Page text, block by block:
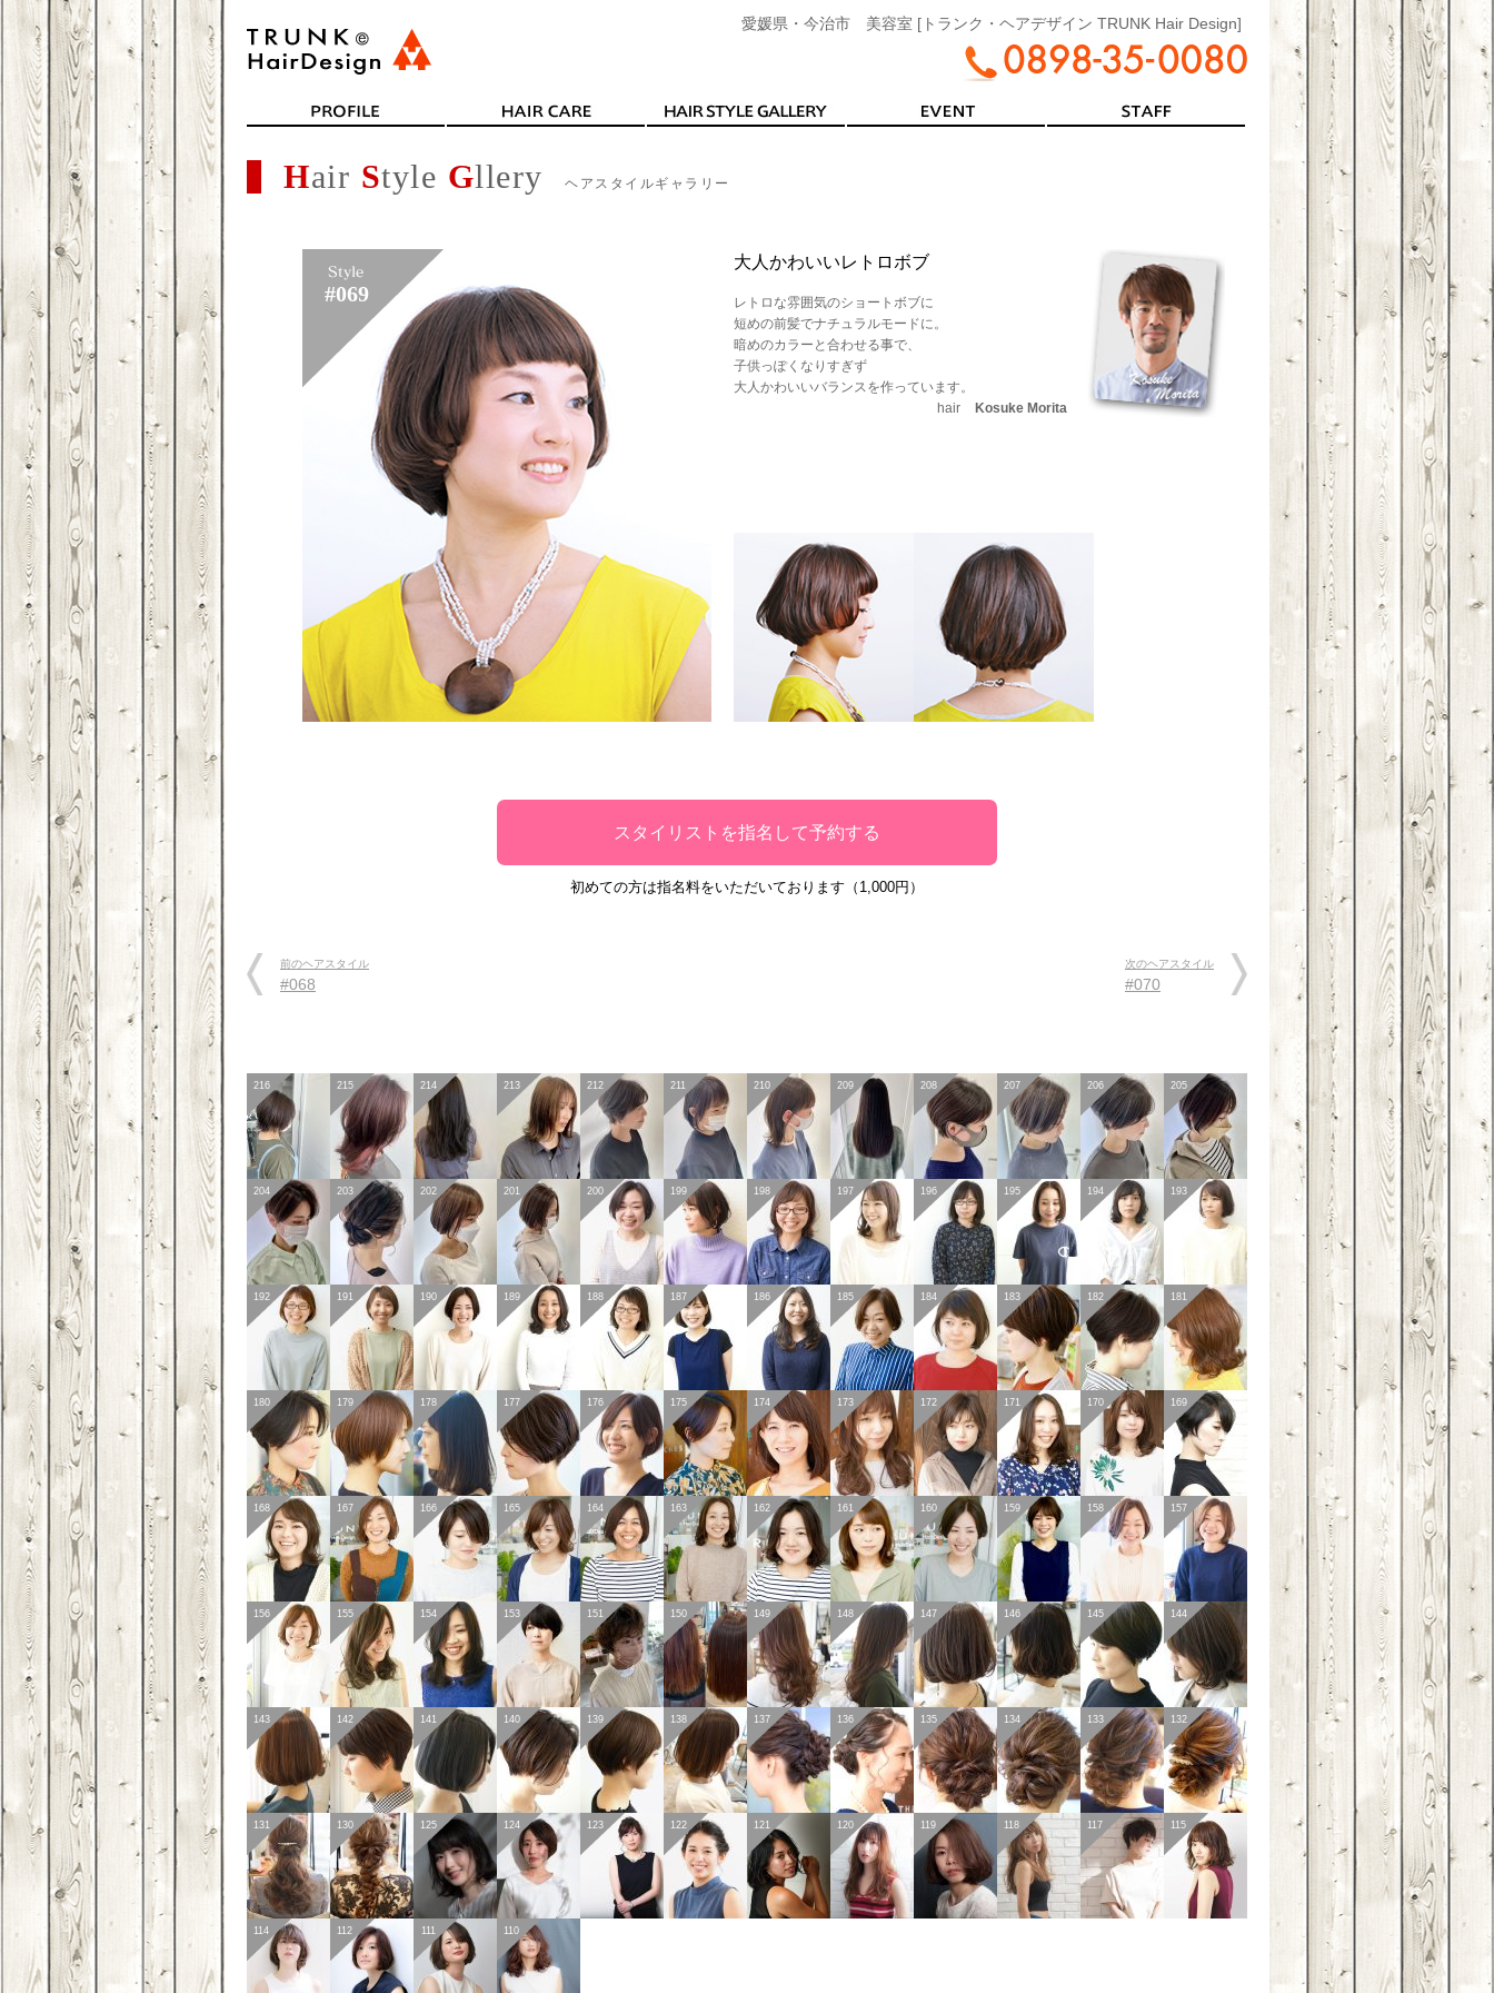
愛媛県・今治市 美容室 [トランク・ヘアデザイン TRUNK Hair Design]
Hair Style Gllery ヘアスタイルギャラリー
#069
大人かわいいレトロボブ
レトロな雰囲気のショートボブに
短めの前髪でナチュラルモードに。
暗めのカラーと合わせる事で、
子供っぽくなりすぎず
大人かわいいバランスを作っています。
hair
Kosuke Morita
スタイリストを指名して予約する
初めての方は指名料をいただいております（1,000円）
前のヘアスタイル
#068
次のヘアスタイル
#070
216 215 214 213 212 211 210 209 208 207 206 205
204 203 202 201 200 199 198 197 196 195 194 193
192 191 190 189 188 187 186 185 184 183 182 181
180 179 178 177 176 175 174 173 172 171 170 169
168 167 166 165 164 163 162 161 160 159 158 157
156 155 154 153 151 150 149 148 147 146 145 144
143 142 141 140 139 138 137 136 135 134 133 132
131 130 125 124 123 122 121 120 119 118 117 115
114 112 111 110